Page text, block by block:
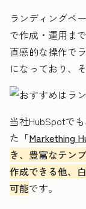
ランディングペ
で作成・運用ま
直感的な操作で
になっており、
当社HubSpotで
た「Markething
き、豊富なテン
作成できる他、
可能です。